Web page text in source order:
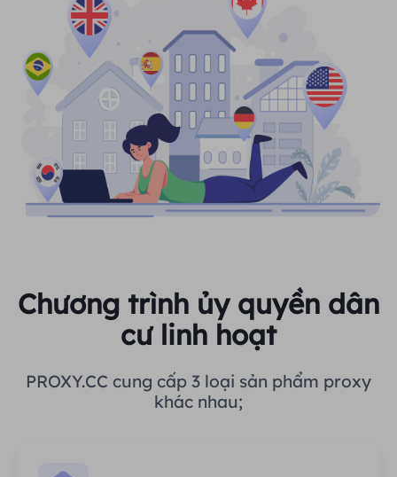
Chương trình ủy quyền dân
cư linh hoạt
PROXY.CC cung cấp 3 loại sản phẩm proxy
khác nhau;